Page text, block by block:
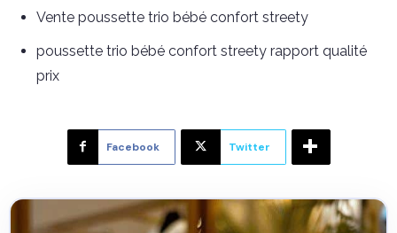
Vente poussette trio bébé confort streety
poussette trio bébé confort streety rapport qualité
prix
Facebook Twitter